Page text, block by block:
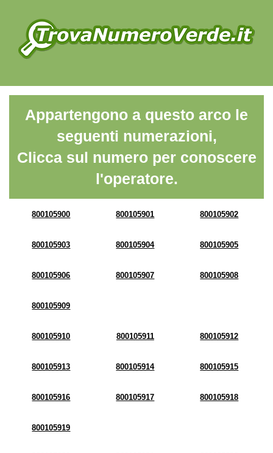
Appartengono a questo arco le
seguenti numerazioni,
Clicca sul numero per conoscere
l'operatore.
800105900 800105901 800105902
800105903 800105904 800105905
800105906 800105907 800105908
800105909
800105910 800105911 800105912
800105913 800105914 800105915
800105916 800105917 800105918
800105919